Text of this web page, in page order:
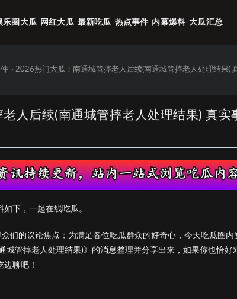
乐圈大瓜 网红大瓜 最新吃瓜 热点事件 内幕爆料 大瓜汇总
> 2026热门大瓜：南通城管摔老人后续(南通城管摔老人处理结果)
人后续(南通城管摔老人处理结果) 真实
下，一起在线吃瓜。
们的议论焦点；为满足各位吃瓜群众的好奇心，今天吃瓜圈内
城管摔老人处理结果)》的消息整理并分享出来，如果你也恰好
聊吧！